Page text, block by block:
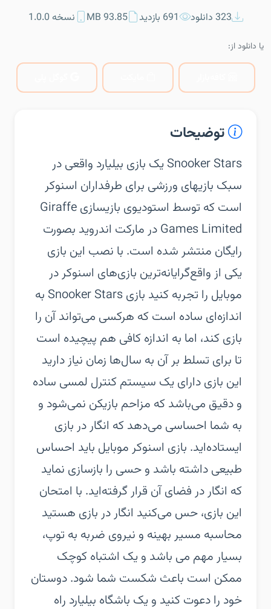
323 دانلود 691 بازدید 93.85 MB نسخه 1.0.0
یا دانلود از:
توضیحات
‏‏Snooker Stars یک بازی بیلیارد واقعی در
سبک بازیهای ورزشی برای طرفداران اسنوکر
است که توسط استودیوی بازیسازی Giraffe
Games Limited در مارکت اندروید بصورت
رایگان منتشر شده است. با نصب این بازی
یکی از واقع‌گرایانه‌ترین بازی‌های اسنوکر در
موبایل را تجربه کنید بازی Snooker Stars به
اندازه‌ای ساده است که هرکسی می‌تواند آن را
بازی کند، اما به اندازه کافی هم پیچیده است
تا برای تسلط بر آن به سال‌ها زمان نیاز دارید
این بازی دارای یک سیستم کنترل لمسی ساده
و دقیق می‌باشد که مزاحم بازیکن نمی‌شود و
به شما احساسی می‌دهد که انگار در بازی
ایستاده‌اید. بازی اسنوکر موبایل باید احساس
طبیعی داشته باشد و حسی را بازسازی نماید
که انگار در فضای آن قرار گرفته‌اید. با امتحان
این بازی، حس می‌کنید انگار در بازی هستید
محاسبه مسیر بهینه و نیروی ضربه به توپ،
بسیار مهم می باشد و یک اشتباه کوچک
ممکن است باعث شکست شما شود. دوستان
خود را دعوت کنید و یک باشگاه بیلیارد راه